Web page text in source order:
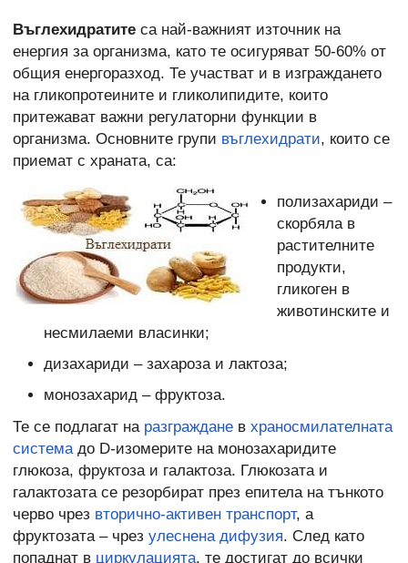
Въглехидратите са най-важният източник на
енергия за организма, като те осигуряват 50-60% от
общия енергоразход. Те участват и в изграждането
на гликопротеините и гликолипидите, които
притежават важни регулаторни функции в
организма. Основните групи въглехидрати, които се
приемат с храната, са:
полизахариди –
скорбяла в
растителните
продукти,
гликоген в
животинските и
несмилаеми власинки;
дизахариди – захароза и лактоза;
монозахарид – фруктоза.
Те се подлагат на разграждане в храносмилателната
система до D-изомерите на монозахаридите
глюкоза, фруктоза и галактоза. Глюкозата и
галактозата се резорбират през епитела на тънкото
черво чрез вторично-активен транспорт, а
фруктозата – чрез улеснена дифузия. След като
попаднат в циркулацията, те достигат до всички